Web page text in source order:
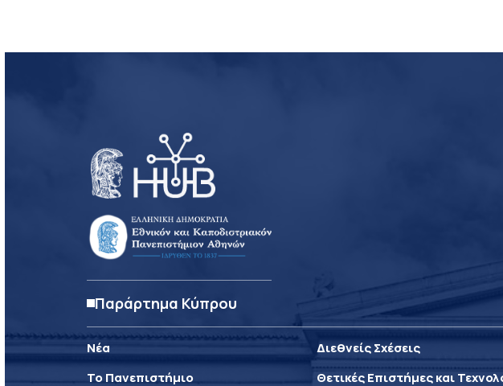
Παράρτημα Κύπρου
Νέα
Το Πανεπιστήμιο
Διεθνείς Σχέσεις
Θετικές Επιστήμες και